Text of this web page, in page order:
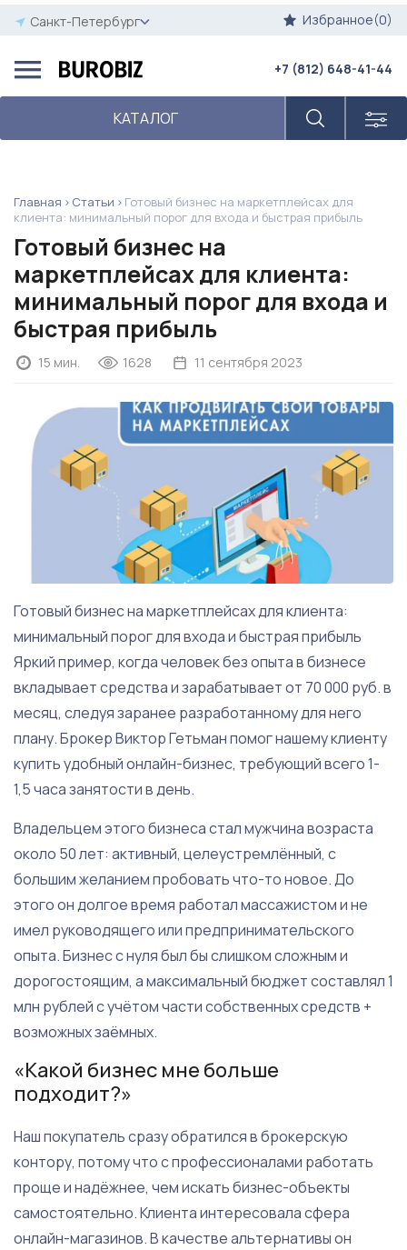
Санкт-Петербург Избранное(0)
КАТАЛОГ
+7 (812) 648-41-44
Главная Статьи
Готовый бизнес на маркетплейсах для
клиента: минимальный порог для входа и быстрая прибыль
Готовый бизнес на
маркетплейсах для клиента:
минимальный порог для входа и
быстрая прибыль
15 мин. 1628 11 сентября 2023
Готовый бизнес на маркетплейсах для клиента:
минимальный порог для входа и быстрая прибыль
Яркий пример, когда человек без опыта в бизнесе
вкладывает средства и зарабатывает от 70 000 руб. в
месяц, следуя заранее разработанному для него
плану. Брокер Виктор Гетьман помог нашему клиенту
купить удобный онлайн-бизнес, требующий всего 1-
1,5 часа занятости в день.
Владельцем этого бизнеса стал мужчина возраста
около 50 лет: активный, целеустремлённый, с
большим желанием пробовать что-то новое. До
этого он долгое время работал массажистом и не
имел руководящего или предпринимательского
опыта. Бизнес с нуля был бы слишком сложным и
дорогостоящим, а максимальный бюджет составлял 1
млн рублей с учётом части собственных средств +
возможных заёмных.
«Какой бизнес мне больше
подходит?»
Наш покупатель сразу обратился в брокерскую
контору, потому что с профессионалами работать
проще и надёжнее, чем искать бизнес-объекты
самостоятельно. Клиента интересовала сфера
онлайн-магазинов. В качестве альтернативы он